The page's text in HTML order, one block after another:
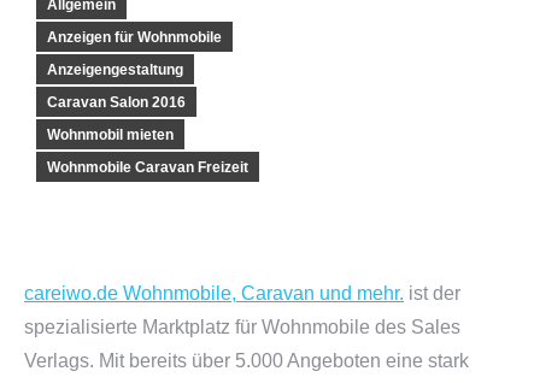
Allgemein
Anzeigen für Wohnmobile
Anzeigengestaltung
Caravan Salon 2016
Wohnmobil mieten
Wohnmobile Caravan Freizeit
careiwo.de Wohnmobile, Caravan und mehr. ist der
spezialisierte Marktplatz für Wohnmobile des Sales
Verlags. Mit bereits über 5.000 Angeboten eine stark